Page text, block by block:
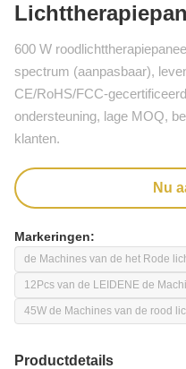
600 W
spectrum (aanpasbaar),
CE/RoHS/FCC-
ondersteuning, lage MOQ,
klanten.
Nu
Markeringen:
de Machines van de het Rode
12Pcs van de LEIDENE de
45W de Machines van de rood
Productdetails